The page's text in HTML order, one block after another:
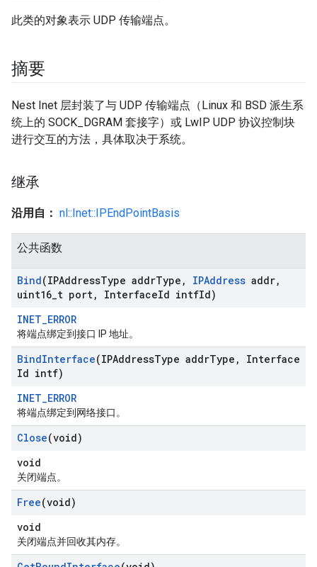
此类的对象表示 UDP 传输端点。
摘要
Nest Inet 层封装了与 UDP 传输端点（Linux 和 BSD 派生系
统上的 SOCK_DGRAM 套接字）或 LwIP UDP 协议控制块
进行交互的方法，具体取决于系统。
继承
沿用自： nl::Inet::IPEndPointBasis
公共函数
Bind(IPAddressType addrType , IPAddress addr,
uint16 t port, InterfaceId intfId)
INET_ERROR
将端点绑定到接口 IP 地址。
BindInterface(IPAddressType addrType ,
Interface
Id intf)
INET_ERROR
将端点绑定到网络接口。
Close(void)
void
关闭端点。
Free(void)
void
关闭端点并回收其内存。